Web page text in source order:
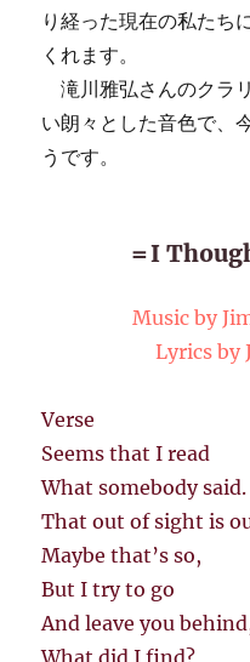
り経った現在の私たち
くれます。
滝川雅弘さんのクラ
い朗々とした音色で、
うです。
＝I
Music by
Lyrics by
Verse
Seems that I read
What somebody said.
That out of sight is
Maybe that’s so,
But I try to go
And leave you
What did I find?